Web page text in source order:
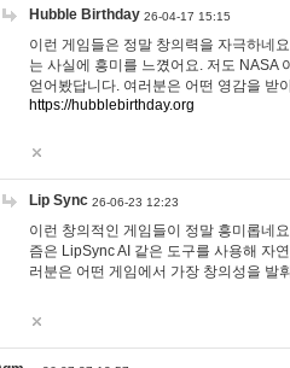
Hubble Birthday 26-04-17 15:15
이런 게임들은 정말 창의력을 자극하네
는 사실에 흥미를 느꼈어요. 저도 NASA
얻어봤답니다. 여러분은 어떤 영감을 받
https://hubblebirthday.org
Lip Sync 26-06-23 12:23
이런 창의적인 게임들이 정말 흥미롭네
즘은 LipSync AI 같은 도구를 사용해 자
러분은 어떤 게임에서 가장 창의성을 발